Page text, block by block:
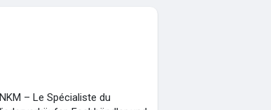
– Le Spécialiste du